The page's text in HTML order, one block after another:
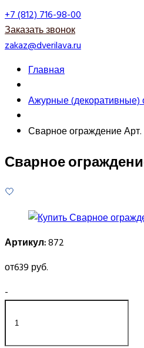
+7 (812) 716-98-00
Заказать звонок
zakaz@dverilava.ru
Главная
Ажурные (декоративные)
Сварное ограждение Арт.
Сварное
Артикул:872
от639 руб.
-